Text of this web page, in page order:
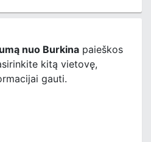
nuo Burkina paieškos
kitą vietovę,
gauti.